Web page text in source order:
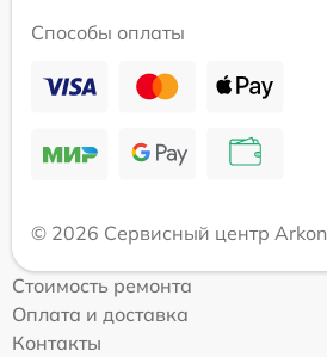
Способы оплаты
© 2026 Сервисный центр Arkon
Стоимость ремонта
Оплата и доставка
Контакты